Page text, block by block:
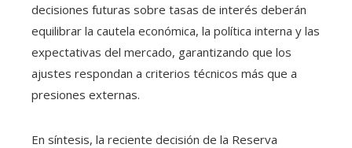
decisiones futuras sobre tasas de interés deberán
equilibrar la cautela económica, la política interna y las
expectativas del mercado, garantizando que los
ajustes respondan a criterios técnicos más que a
presiones externas.
En síntesis, la reciente decisión de la Reserva